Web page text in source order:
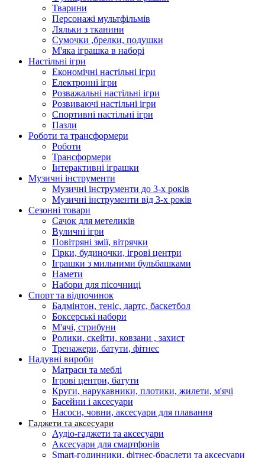
Тварини
Персонажі мультфільмів
Ляльки з тканини
Сумочки ,брелки, подушки
М'яка іграшка в наборі
Настільні ігри
Економічні настільні ігри
Електронні ігри
Розважальні настільні ігри
Розвиваючі настільні ігри
Спортивні настільні ігри
Пазли
Роботи та трансформери
Роботи
Трансформери
Інтерактивні іграшки
Музичні інструменти
Музичні інструменти до 3-х років
Музичні інструменти від 3-х років
Сезонні товари
Сачок для метеликів
Вуличні ігри
Повітряні змії, вітрячки
Гірки, будиночки, ігрові центри
Іграшки з мильними бульбашками
Намети
Набори для пісочниці
Спорт та відпочинок
Бадмінтон, теніс, дартс, баскетбол
Боксерські набори
М'ячі, стрибуни
Ролики, скейти, ковзани , захист
Тренажери, батути, фітнес
Надувні вироби
Матраси та меблі
Ігрові центри, батути
Круги, нарукавники, плотики, жилети, м'ячі
Басейни і аксесуари
Насоси, човни, аксесуари для плавання
Гаджети та аксесуари
Аудіо-гаджети та аксесуари
Аксесуари для смартфонів
Smart-годинники, фітнес-браслети та аксесуари